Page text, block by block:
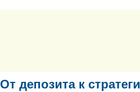
От депозита к